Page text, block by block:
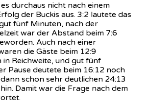
durchaus nicht nach einem
der Buckis aus. 3:2 lautete das
fünf Minuten, nach der
war der Abstand beim 7:6
Auch nach einer
die Gäste beim 12:9
in Reichweite, und gut fünf
Pause deutete beim 16:12 noch
schon sehr deutlichen 24:13
Damit war die Frage nach dem